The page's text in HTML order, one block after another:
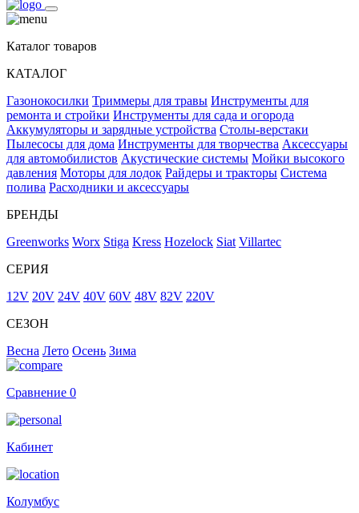
Каталог товаров
КАТАЛОГ
Газонокосилки Триммеры для травы Инструменты для
ремонта и стройки Инструменты для сада и огорода
Аккумуляторы и зарядные устройства Столы-верстаки
Пылесосы для дома Инструменты для творчества Аксессуары
для автомобилистов Акустические системы Мойки высокого
давления Моторы для лодок Райдеры и тракторы Система
полива Расходники и аксессуары
БРЕНДЫ
Greenworks Worx Stiga Kress Hozelock Siat Villartec
СЕРИЯ
12V 20V 24V 40V 60V 48V 82V 220V
СЕЗОН
Весна Лето Осень Зима
Сравнение 0
Кабинет
Колумбус